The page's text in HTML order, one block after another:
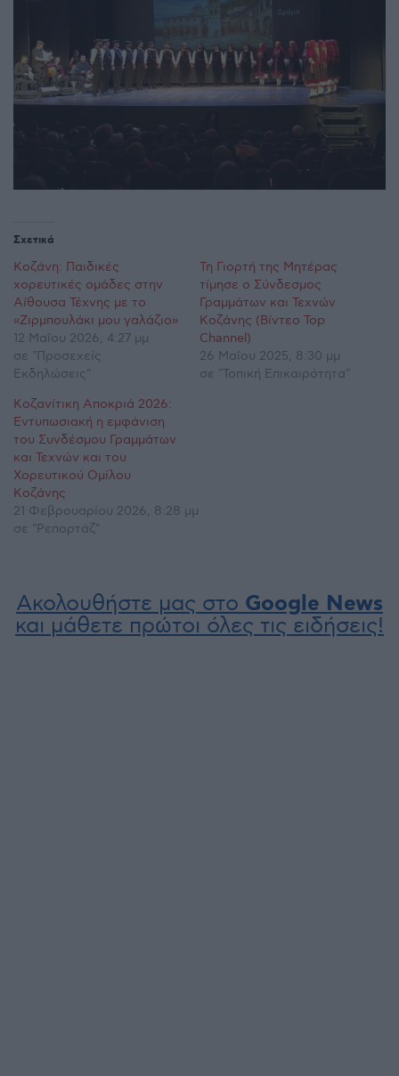
Σχετικά
Κοζάνη: Παιδικές
χορευτικές ομάδες στην
Αίθουσα Τέχνης με το
«Ζιρμπουλάκι μου γαλάζιο»
12 Μαΐου 2026, 4:27 μμ
σε "Προσεχείς
Εκδηλώσεις"
Τη Γιορτή της Μητέρας
τίμησε ο Σύνδεσμος
Γραμμάτων και Τεχνών
Κοζάνης (Βίντεο Top
Channel)
26 Μαΐου 2025, 8:30 μμ
σε "Τοπική Επικαιρότητα"
Κοζανίτικη Αποκριά 2026:
Εντυπωσιακή η εμφάνιση
του Συνδέσμου Γραμμάτων
και Τεχνών και του
Χορευτικού Ομίλου
Κοζάνης
21 Φεβρουαρίου 2026, 8:28 μμ
σε "Ρεπορτάζ"
Ακολουθήστε μας στο Google News
και μάθετε πρώτοι όλες τις ειδήσεις!